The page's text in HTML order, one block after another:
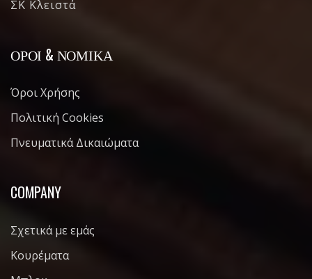
ΣΚ Κλειστά
ΌΡΟΙ & ΝΟΜΙΚΆ
Όροι Χρήσης
Πολιτική Cookies
Πνευματικά Δικαιώματα
COMPANY
Σχετικά με εμάς
Κουρέματα